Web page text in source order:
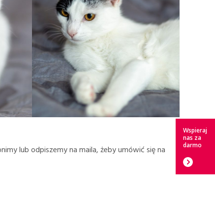
lub odpiszemy na maila, żeby umówić się na
Wspieraj
nas za
darmo